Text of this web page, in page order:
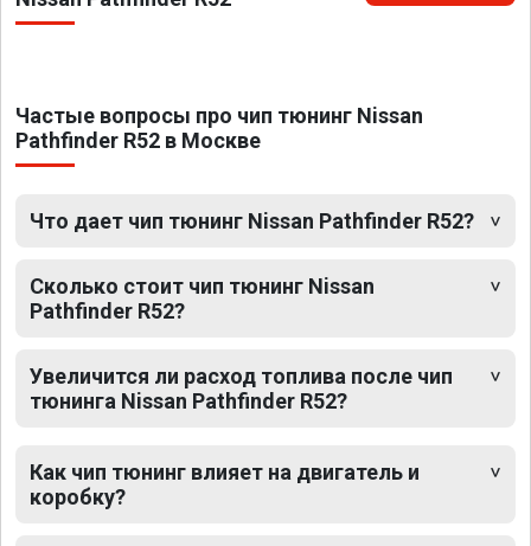
Частые вопросы про чип тюнинг Nissan
Pathfinder R52 в Москве
Что дает чип тюнинг Nissan Pathfinder R52?
Сколько стоит чип тюнинг Nissan
Pathfinder R52?
Увеличится ли расход топлива после чип
тюнинга Nissan Pathfinder R52?
Как чип тюнинг влияет на двигатель и
коробку?